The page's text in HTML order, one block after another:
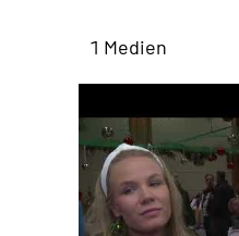
1 Medien